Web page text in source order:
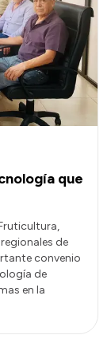
que
de
convenio
de
en la